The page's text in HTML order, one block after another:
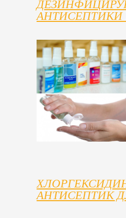
АНТИСЕПТИКИ
АНТИСЕПТИК